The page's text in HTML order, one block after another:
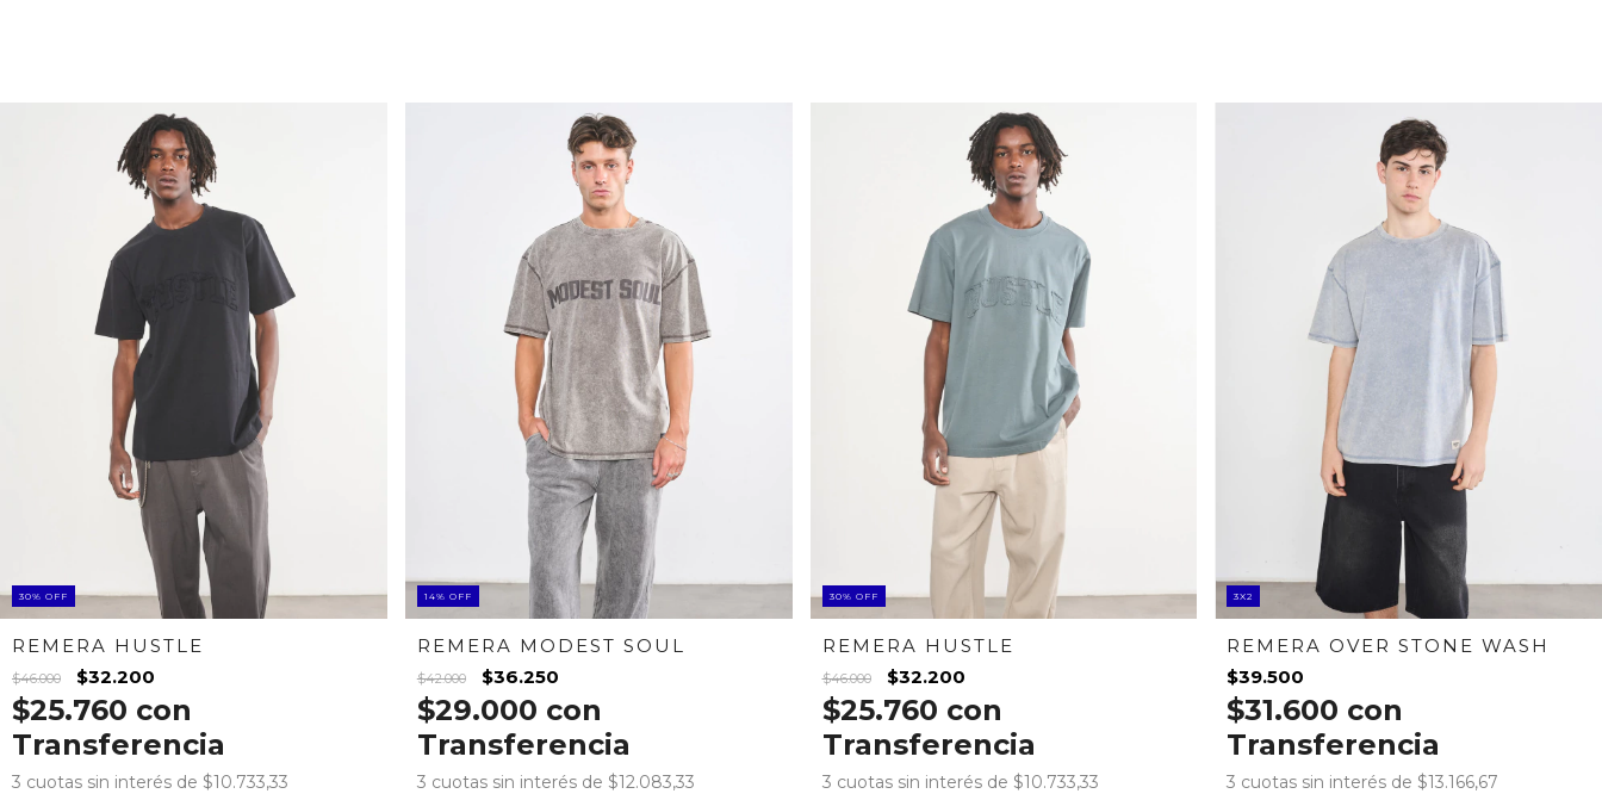
30% OFF
REMERA HUSTLE
$46.000 $32.200
$25.760 con
Transferencia
3 cuotas sin interés de $10.733,33
14% OFF
REMERA MODEST SOUL
$42.000 $36.250
$29.000 con
Transferencia
3 cuotas sin interés de $12.083,33
30% OFF
REMERA HUSTLE
$46.000 $32.200
$25.760 con
Transferencia
3 cuotas sin interés de $10.733,33
3X2
REMERA OVER STONE WASH
$39.500
$31.600 con
Transferencia
3 cuotas sin interés de $13.166,67